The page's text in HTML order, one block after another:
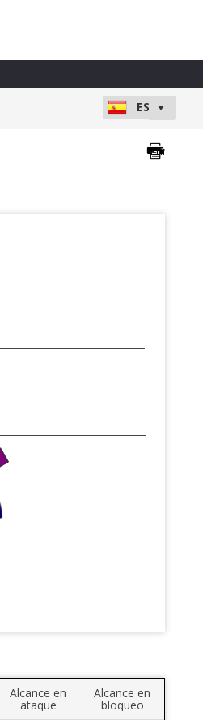
Alcance en
ataque
Alcance en
bloqueo